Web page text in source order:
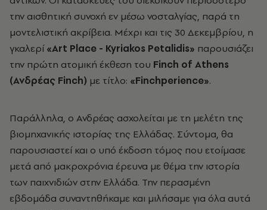
την αισθητική συνοχή εν μέσω νοσταλγίας, παρά τη
μοντελιστική ακρίβεια. Μέχρι και τις 30 Δεκεμβρίου, η
γκαλερί«Art Place - Kyriakos Petalidis» παρουσιάζει
την πρώτη ατομική έκθεση του Finch of Athens
(Ανδρέας Finch) με τίτλο: «Finchperience».
Παράλληλα, ο Ανδρέας ασχολείται με τη μελέτη της
βιομηχανικής ιστορίας της Ελλάδας. Σύντομα, θα
παρουσιαστεί και ο υπό έκδοση τόμος που ετοίμασε
μετά από μακροχρόνια έρευνα με θέμα την ιστορία
των παιχνιδιών στην Ελλάδα. Την περασμένη
εβδομάδα συναντηθήκαμε και μιλήσαμε για όλα αυτά